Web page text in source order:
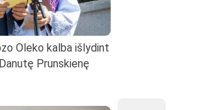
Oleko kalba išlydint
Prunskienę